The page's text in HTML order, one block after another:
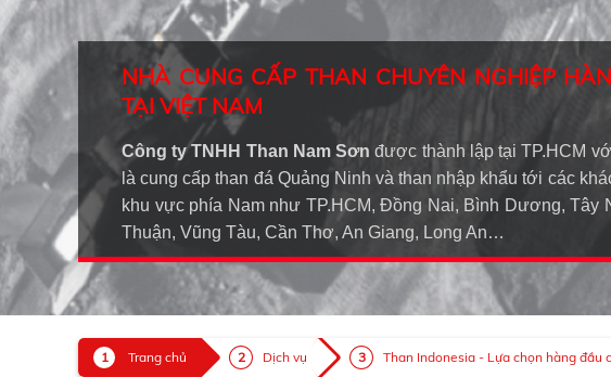
NHÀ CUNG CẤP THAN CHUYÊN NGHIỆP
TẠI VIỆT NAM
Công ty TNHH Than Nam Sơnđược thành lập tại TP.HCM
là cung cấp than đá Quảng Ninh và than nhập khẩu tới các
khu vực phía Nam như TP.HCM, Đồng Nai, Bình Dương, Tây
Thuận, Vũng Tàu, Cần Thơ, An Giang, Long An…
Trang chủ Dịch vụ Than Indonesia - Lựa chọn hàng đầu